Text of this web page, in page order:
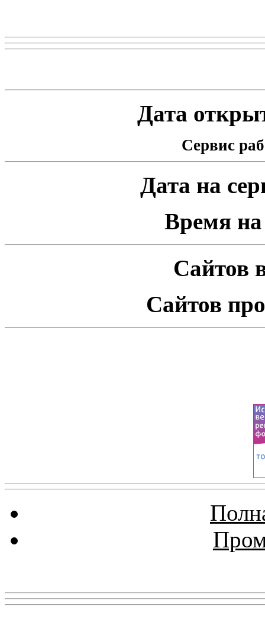
Дата
Сервис
Дата на
Время на
Сайтов
Сайтов